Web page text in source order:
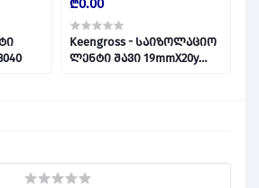
033040
₾0.00
Keengross - საიზოლაციო
ლენტი შავი 19mmX20y